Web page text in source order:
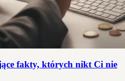
fakty, których nikt Ci nie